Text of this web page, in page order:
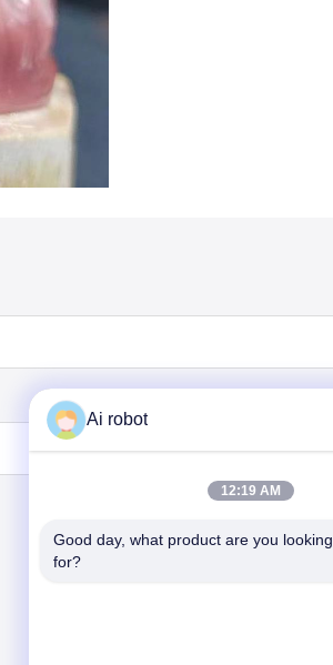
Ai robot
12:19 AM
Good day, what product are you looking
for?